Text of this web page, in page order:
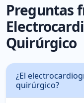
Preguntas
Quirúrgico
¿El
quirúrgico?